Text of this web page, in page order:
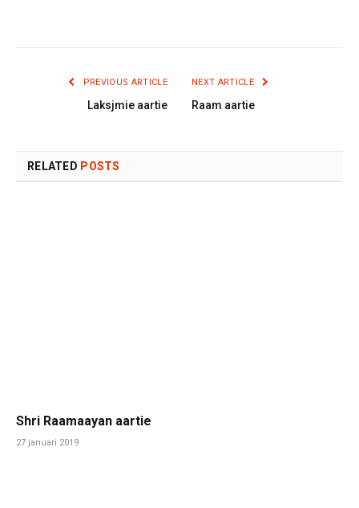
PREVIOUS ARTICLE
Laksjmie aartie
NEXT ARTICLE
Raam aartie
RELATED POSTS
Shri Raamaayan aartie
27 januari 2019